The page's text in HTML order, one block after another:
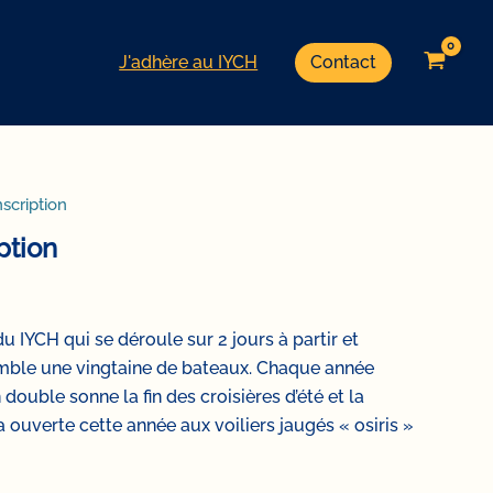
J'adhère au IYCH Contact
IYCH qui se déroule sur 2 jours à partir et
une vingtaine de bateaux. Chaque année
sonne la fin des croisières d’été et la
ouverte cette année aux voiliers jaugés « osiris »